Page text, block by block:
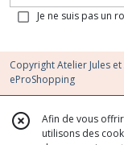
Je ne suis pas un
Copyright Atelier Jules
eProShopping
Afin de vous
utilisons des